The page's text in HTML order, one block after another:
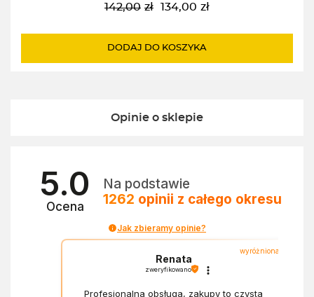
142,00 zł
Pierwotna
wynosiła:
134,00 zł
Aktualna
wynosi:
DODAJ DO KOSZYKA
Opinie o sklepie
5.0
Ocena
Na podstawie
1262 opinii z całego okresu
Jak zbieramy opinie?
wyróżniona
Renata
zweryfikowano
Profesjonalna obsługa, zakupy to czysta